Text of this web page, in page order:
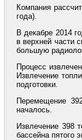
Компания
года).
В декабре 2014
в верхней части
большую
Процесс
Извлечение
подготовки.
Перемещение
началось.
Извлечение 398
бассейна пятого